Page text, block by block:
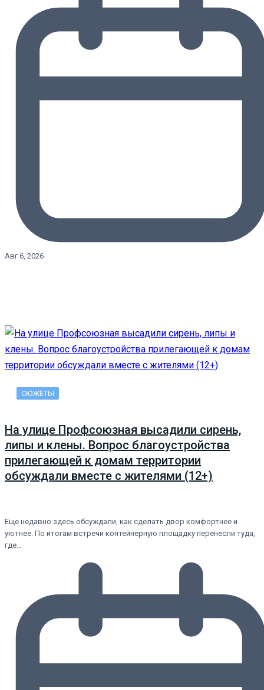
Авг 6, 2026
СЮЖЕТЫ
На улице Профсоюзная высадили сирень,
липы и клены. Вопрос благоустройства
прилегающей к домам территории
обсуждали вместе с жителями (12+)
Еще недавно здесь обсуждали, как сделать двор комфортнее и
уютнее. По итогам встречи контейнерную площадку перенесли туда,
где…